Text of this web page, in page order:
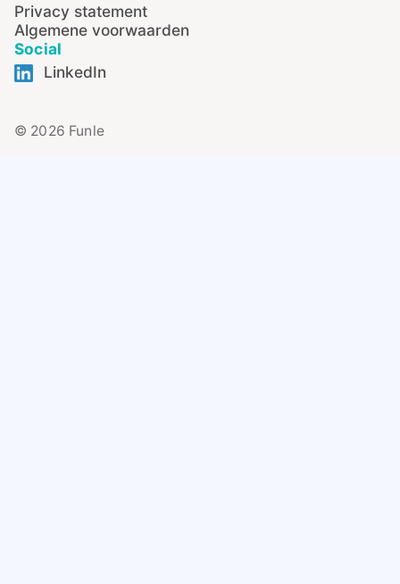
Privacy statement
Algemene voorwaarden
Social
LinkedIn
© 2026 Funle